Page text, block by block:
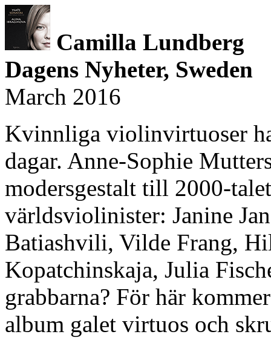
Camilla Lundberg
Dagens Nyheter, Sweden
March 2016
Kvinnliga violinvirtuoser
dagar. Anne-Sophie
modersgestalt till 2000-
världsviolinister: Janine
Batiashvili, Vilde Frang,
Kopatchinskaja, Julia
grabbarna? För här
album galet virtuos och